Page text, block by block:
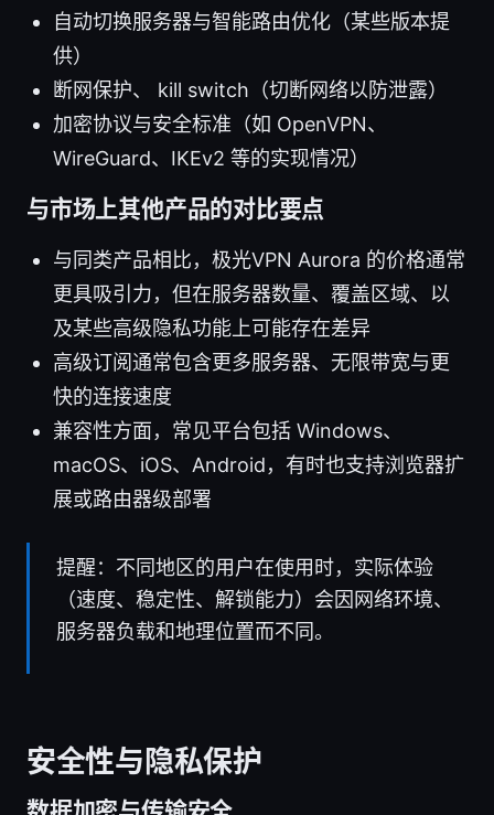
自动切换服务器与智能路由优化（某些版本提
供）
断网保护、 kill switch（切断网络以防泄露）
加密协议与安全标准（如 OpenVPN、
WireGuard、IKEv2 等的实现情况）
与市场上其他产品的对比要点
与同类产品相比，极光VPN Aurora 的价格通常
更具吸引力，但在服务器数量、覆盖区域、以
及某些高级隐私功能上可能存在差异
高级订阅通常包含更多服务器、无限带宽与更
快的连接速度
兼容性方面，常见平台包括 Windows、
macOS、iOS、Android，有时也支持浏览器扩
展或路由器级部署
提醒：不同地区的用户在使用时，实际体验
（速度、稳定性、解锁能力）会因网络环境、
服务器负载和地理位置而不同。
安全性与隐私保护